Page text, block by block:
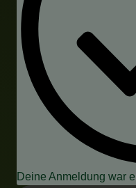
Deine Anmeldung war